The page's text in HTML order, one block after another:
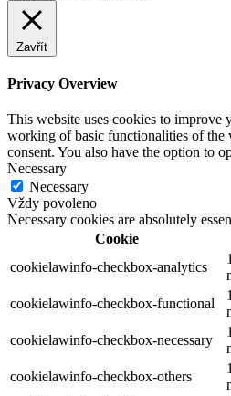
Zavřít
Privacy Overview
This website uses cookies to improve
working of basic functionalities of the
consent. You also have the option to
Necessary
Necessary
Vždy povoleno
Necessary cookies are absolutely
Cookie
cookielawinfo-checkbox-analytics
cookielawinfo-checkbox-functional
cookielawinfo-checkbox-necessary
cookielawinfo-checkbox-others